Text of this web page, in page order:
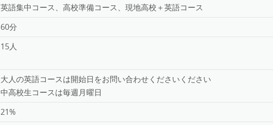
英語集中コース、高校準備コース、現地高校＋英語コース
60分
15人
大人の英語コースは開始日をお問い合わせくださいください
中高校生コースは毎週月曜日
21%